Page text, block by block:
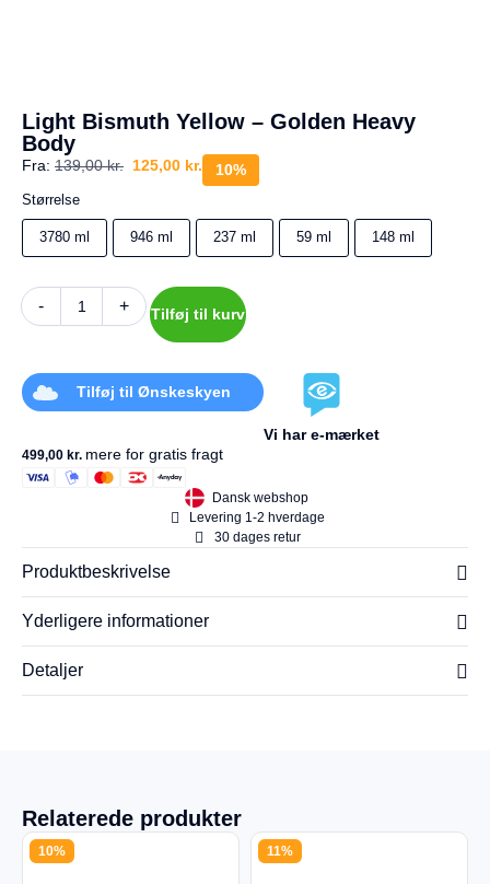
t
u
r
Din
kurv
er
Light Bismuth Yellow – Golden Heavy
Body
Fra: 139,00kr. 125,00 kr. 10%
Størrelse
3780 ml 946 ml 237 ml 59 ml 148 ml
- + Tilføj til kurv
Tilføj til Ønskeskyen
Vi har e-mærket
499,00 kr. mere for gratis fragt
Dansk webshop
Levering 1-2 hverdage
30 dages retur
Produktbeskrivelse
Yderligere informationer
Detaljer
Relaterede produkter
10% 11%